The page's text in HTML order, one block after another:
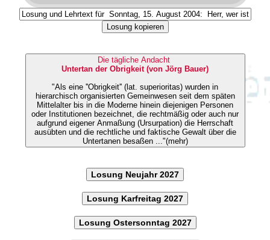
Losung kopieren
Die tägliche Andacht
Untertan der Obrigkeit (von Jörg Bauer)
"Als eine ''Obrigkeit'' (lat. superioritas) wurden in
hierarchisch organisierten Gemeinwesen seit dem späten
Mittelalter bis in die Moderne hinein diejenigen Personen
oder Institutionen bezeichnet, die rechtmäßig oder auch nur
aufgrund eigener Anmaßung (Ursurpation) die Herrschaft
ausübten und die rechtliche und faktische Gewalt über die
Untertanen besaßen ..."(mehr)
Losung Neujahr 2027
Losung Karfreitag 2027
Losung Ostersonntag 2027